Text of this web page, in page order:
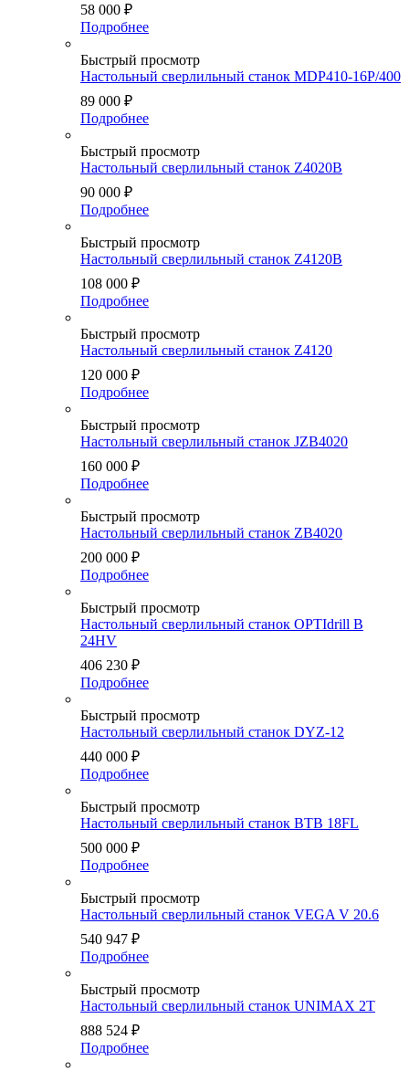
58 000 ₽
Подробнее
Быстрый просмотр
Настольный сверлильный станок MDP410-16P/400
89 000 ₽
Подробнее
Быстрый просмотр
Настольный сверлильный станок Z4020B
90 000 ₽
Подробнее
Быстрый просмотр
Настольный сверлильный станок Z4120B
108 000 ₽
Подробнее
Быстрый просмотр
Настольный сверлильный станок Z4120
120 000 ₽
Подробнее
Быстрый просмотр
Настольный сверлильный станок JZB4020
160 000 ₽
Подробнее
Быстрый просмотр
Настольный сверлильный станок ZB4020
200 000 ₽
Подробнее
Быстрый просмотр
Настольный сверлильный станок OPTIdrill B
24HV
406 230 ₽
Подробнее
Быстрый просмотр
Настольный сверлильный станок DYZ-12
440 000 ₽
Подробнее
Быстрый просмотр
Настольный сверлильный станок BTB 18FL
500 000 ₽
Подробнее
Быстрый просмотр
Настольный сверлильный станок VEGA V 20.6
540 947 ₽
Подробнее
Быстрый просмотр
Настольный сверлильный станок UNIMAX 2T
888 524 ₽
Подробнее